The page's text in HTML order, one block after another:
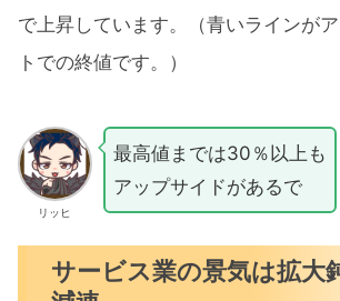
で上昇しています。（青いラインが
トでの終値です。）
リッヒ
最高値までは30％以上も
アップサイドがあるで
サービス業の景気は拡大